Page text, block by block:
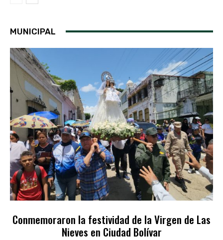
MUNICIPAL
Conmemoraron la festividad de la Virgen de Las
Nieves en Ciudad Bolívar